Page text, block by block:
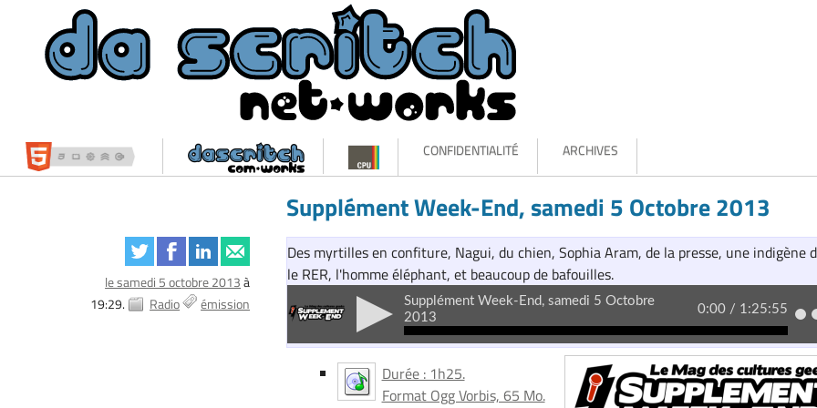
CONFIDENTIALITÉ ARCHIVES
Supplément Week-End, samedi 5 Octobre 2013
le samedi 5 octobre 2013à
19:29.
Radio émission
Des myrtilles en confiture, Nagui, du chien, Sophia Aram, de la presse, une indigène
le RER, l'homme éléphant, et beaucoup de bafouilles.
Durée : 1h25.
Format Ogg Vorbis, 65 Mo.